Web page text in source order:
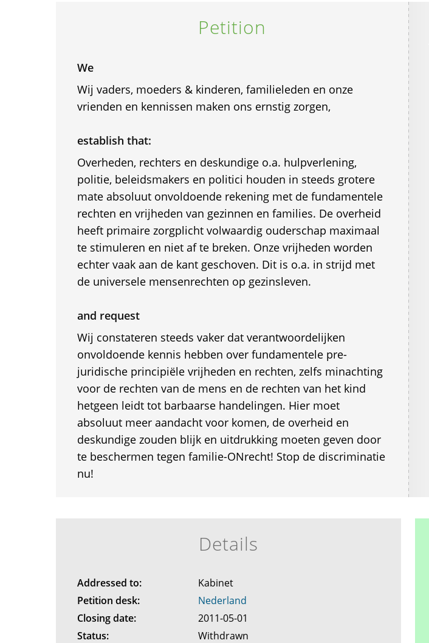
Petition
We
Wij vaders, moeders & kinderen, familieleden en onze
vrienden en kennissen maken ons ernstig zorgen,
establish that:
Overheden, rechters en deskundige o.a. hulpverlening,
politie, beleidsmakers en politici houden in steeds grotere
mate absoluut onvoldoende rekening met de fundamentele
rechten en vrijheden van gezinnen en families. De overheid
heeft primaire zorgplicht volwaardig ouderschap maximaal
te stimuleren en niet af te breken. Onze vrijheden worden
echter vaak aan de kant geschoven. Dit is o.a. in strijd met
de universele mensenrechten op gezinsleven.
and request
Wij constateren steeds vaker dat verantwoordelijken
onvoldoende kennis hebben over fundamentele pre-
juridische principiële vrijheden en rechten, zelfs minachting
voor de rechten van de mens en de rechten van het kind
hetgeen leidt tot barbaarse handelingen. Hier moet
absoluut meer aandacht voor komen, de overheid en
deskundige zouden blijk en uitdrukking moeten geven door
te beschermen tegen familie-ONrecht! Stop de discriminatie
nu!
Details
Addressed to:
Kabinet
Petition desk:
Nederland
Closing date:
2011-05-01
Status:
Withdrawn